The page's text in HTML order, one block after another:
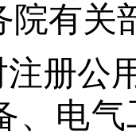
院有关
、电